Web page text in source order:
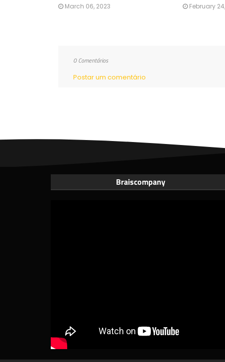
March 06, 2023 February
0 Comentários
Postar um comentário
Braiscompany